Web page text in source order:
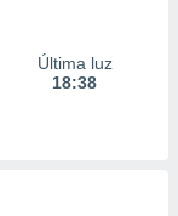
Última luz
18:38